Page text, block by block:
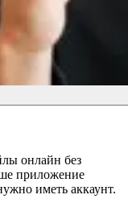
онлайн без
приложение
иметь аккаунт.